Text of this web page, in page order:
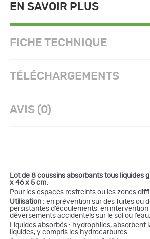
EN SAVOIR PLUS
FICHE TECHNIQUE
TÉLÉCHARGEMENTS
AVIS (0)
Lot de 8 coussins absorbants tous liquides
x 46 x 5 cm.
Pour les espaces restreints ou les zones
Utilisation : en prévention sur des fuites ou
persistantes d’écoulements, en intervention
déversements accidentels sur le sol ou l’eau.
Liquides absorbés : hydrophiles, absorbent
liquides, y compris les hydrocarbures.